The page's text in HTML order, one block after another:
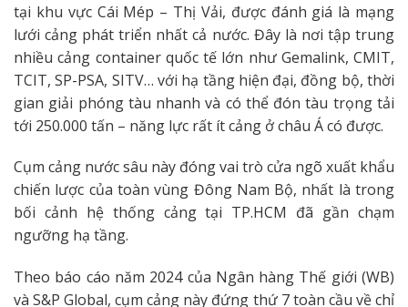
tại khu vực Cái Mép – Thị Vải, được đánh giá là mạng
lưới cảng phát triển nhất cả nước. Đây là nơi tập trung
nhiều cảng container quốc tế lớn như Gemalink, CMIT,
TCIT, SP-PSA, SITV… với hạ tầng hiện đại, đồng bộ, thời
gian giải phóng tàu nhanh và có thể đón tàu trọng tải
tới 250.000 tấn – năng lực rất ít cảng ở châu Á có được.
Cụm cảng nước sâu này đóng vai trò cửa ngõ xuất khẩu
chiến lược của toàn vùng Đông Nam Bộ, nhất là trong
bối cảnh hệ thống cảng tại TP.HCM đã gần chạm
ngưỡng hạ tầng.
Theo báo cáo năm 2024 của Ngân hàng Thế giới (WB)
và S&P Global, cụm cảng này đứng thứ 7 toàn cầu về chỉ